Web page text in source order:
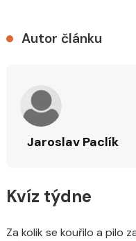
Autor článku
Jaroslav Paclík
Kvíz týdne
Za kolik se kouřilo a pilo